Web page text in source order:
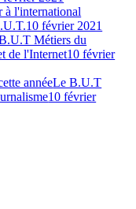
à l'international
10 février 2021
Métiers du
de l'Internet10 février
annéeLe B.U.T
10 février